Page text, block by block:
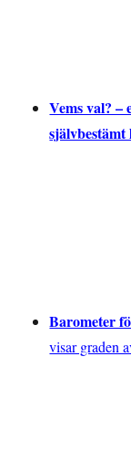
Vems val?
självbestämt
Barometer
visar graden